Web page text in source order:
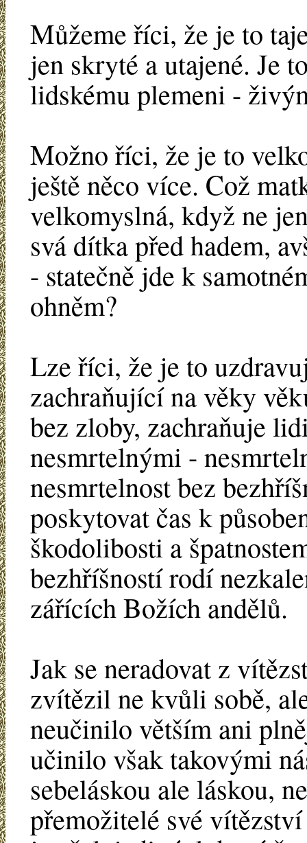
Můžeme říci, že je to
jen skryté a utajené. Je
lidskému plemeni -
Možno říci, že je to
ještě něco více. Což
velkomyslná, když ne
svá dítka před hadem,
- statečně jde k
ohněm?
Lze říci, že je to
zachraňující na věky
bez zloby, zachraňuje
nesmrtelnými -
nesmrtelnost bez
poskytovat čas k
škodolibosti a
bezhříšností rodí
zářících Božích andělů.
Jak se neradovat z
zvítězil ne kvůli sobě,
neučinilo větším ani
učinilo však takovými
sebeláskou ale láskou,
přemožitelé své